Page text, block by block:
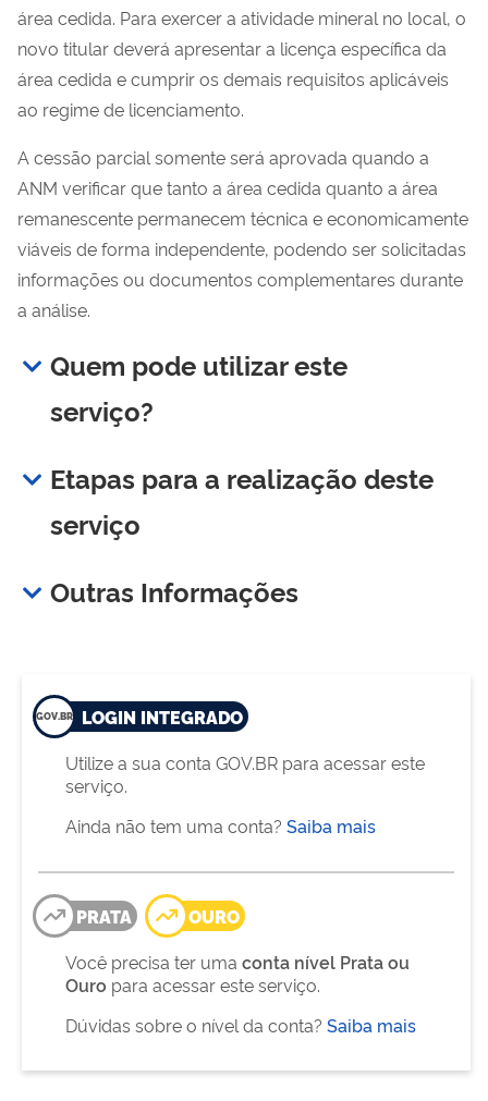
área cedida. Para exercer a atividade mineral no local, o
novo titular deverá apresentar a licença específica da
área cedida e cumprir os demais requisitos aplicáveis
ao regime de licenciamento.
A cessão parcial somente será aprovada quando a
ANM verificar que tanto a área cedida quanto a área
remanescente permanecem técnica e economicamente
viáveis de forma independente, podendo ser solicitadas
informações ou documentos complementares durante
a análise.
Quem pode utilizar este
serviço?
Etapas para a realização deste
serviço
Outras Informações
LOGIN INTEGRADO
Utilize a sua conta GOV.BR para acessar este
serviço.
Ainda não tem uma conta? Saiba mais
PRATA
OURO
Você precisa ter uma conta nível Prata ou
Ouro para acessar este serviço.
Dúvidas sobre o nível da conta? Saiba mais